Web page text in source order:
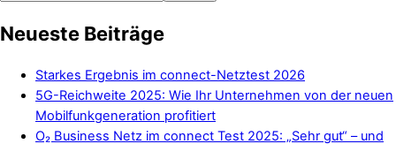
Neueste Beiträge
Starkes Ergebnis im connect-Netztest 2026
5G-Reichweite 2025: Wie Ihr Unternehmen von der neuen
Mobilfunkgeneration profitiert
O₂ Business Netz im connect Test 2025: „Sehr gut“ – und